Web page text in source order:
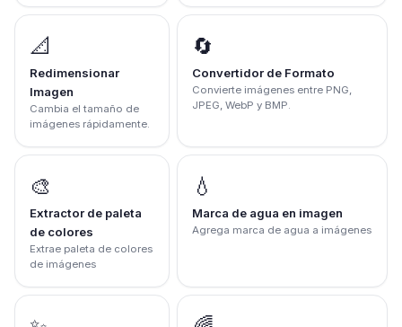
tamaño.
📐
Redimensionar
Imagen
Cambia el tamaño de
imágenes rápidamente.
🔄
Convertidor de Formato
Convierte imágenes entre PNG,
JPEG, WebP y BMP.
🎨
Extractor de paleta
de colores
Extrae paleta de colores
de imágenes
💧
Marca de agua en imagen
Agrega marca de agua a imágenes